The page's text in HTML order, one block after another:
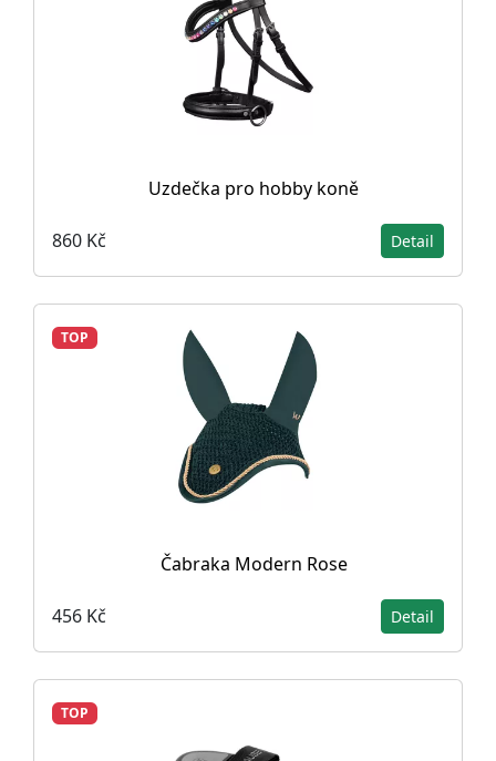
Uzdečka pro hobby koně
860 Kč Detail
TOP
Čabraka Modern Rose
456 Kč Detail
TOP